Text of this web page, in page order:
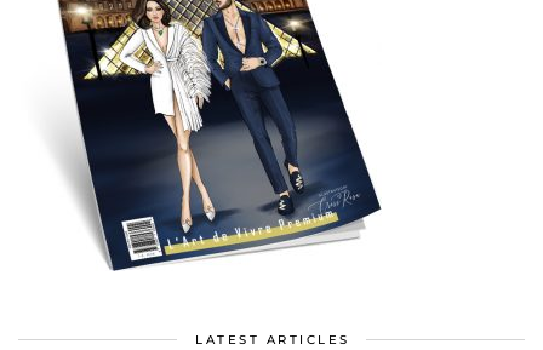
LATEST ARTICLES